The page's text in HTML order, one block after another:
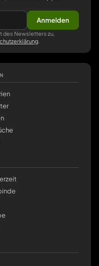
Anmelden
des Newsletters zu,